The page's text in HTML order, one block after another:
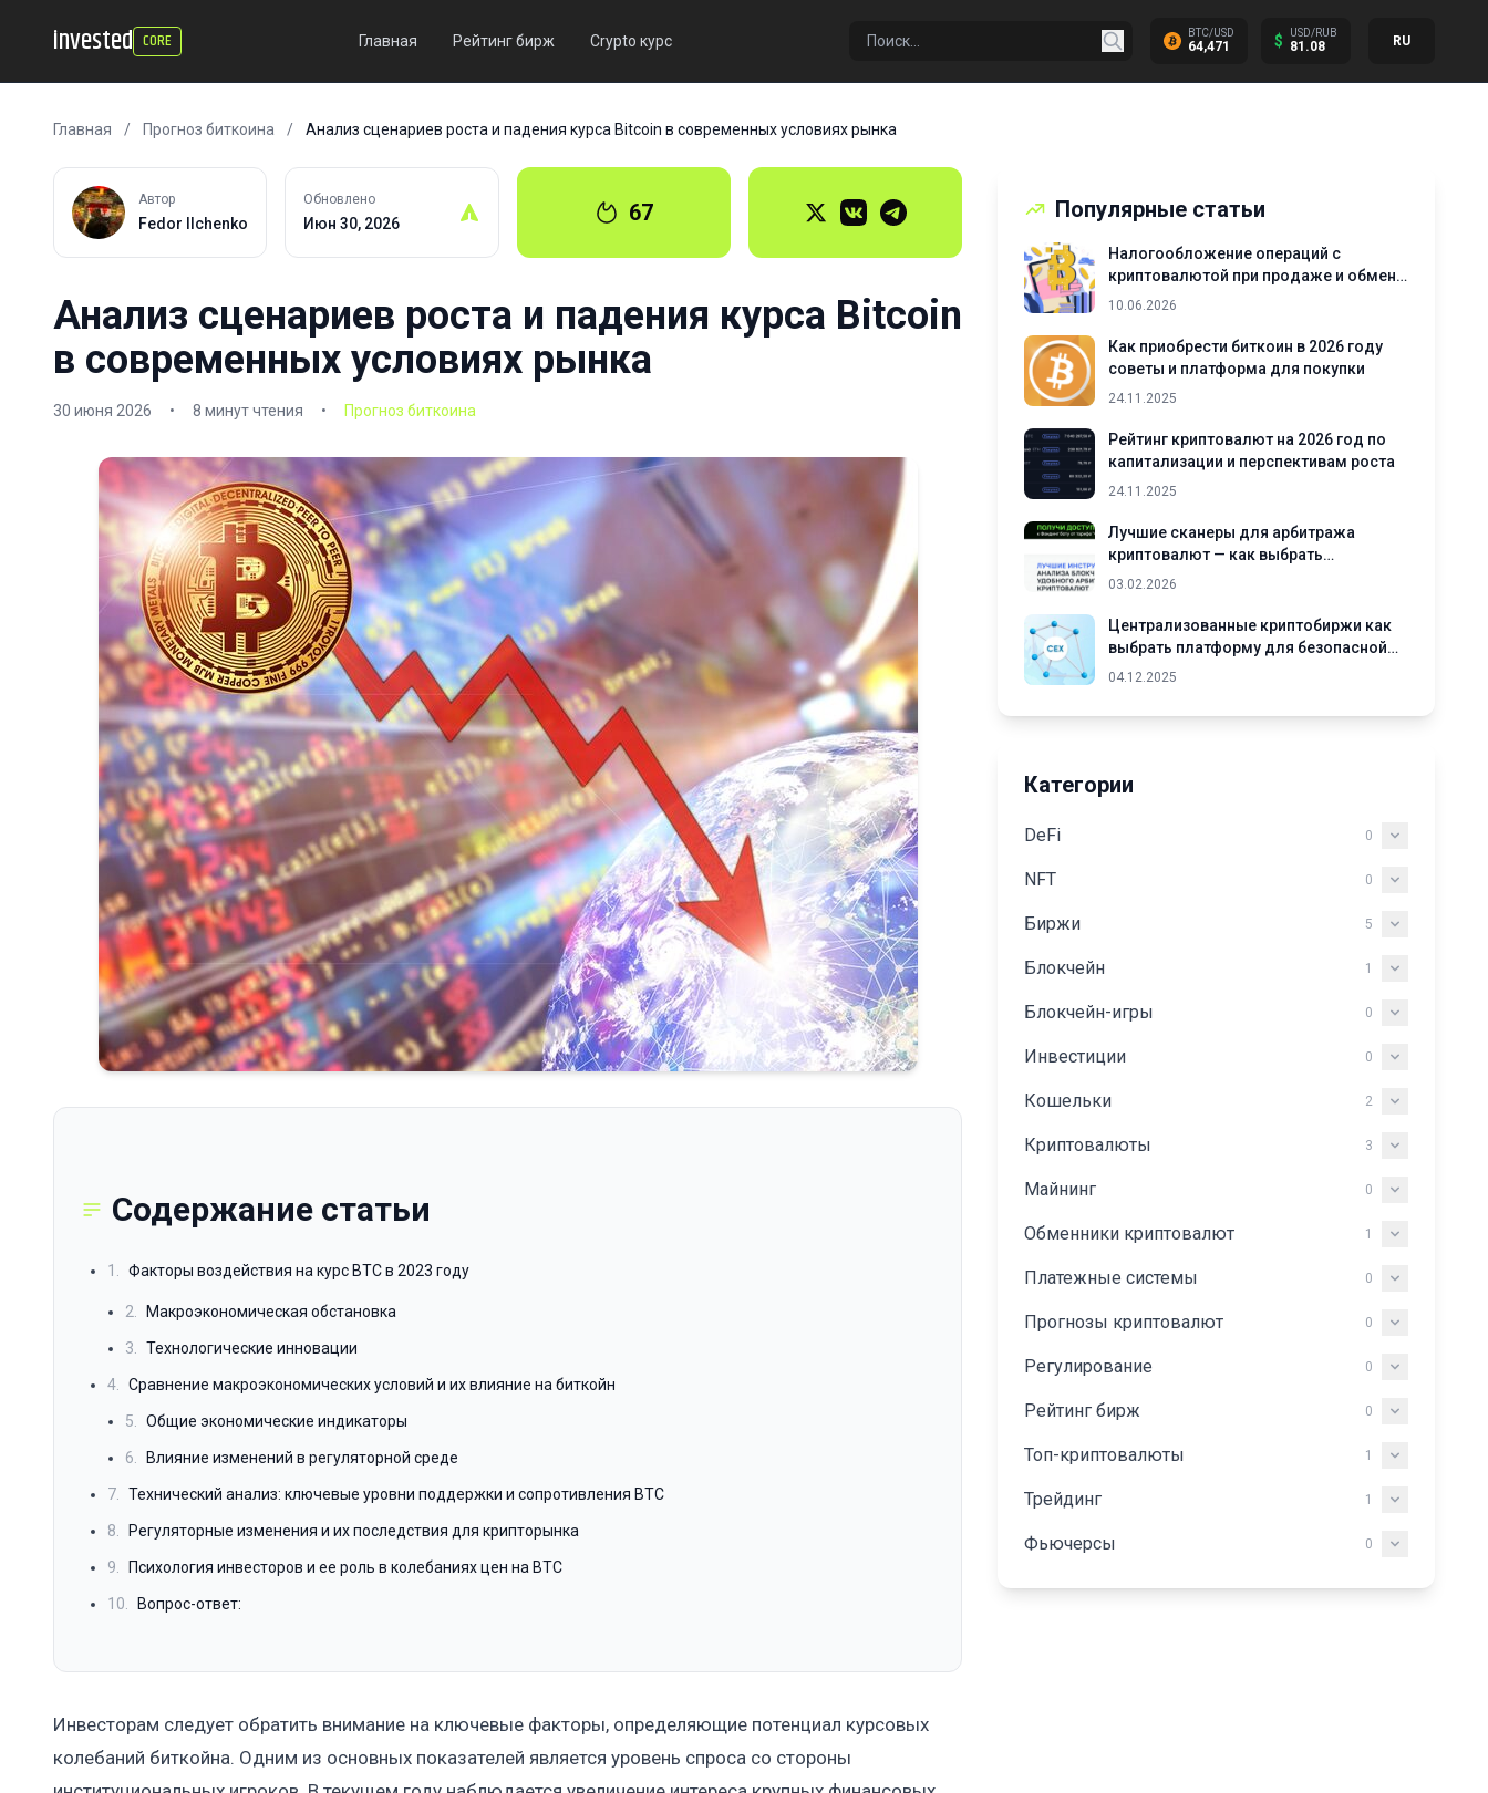
invested CORE Главная Рейтинг бирж Crypto курс BTC/USD
64,471 $ USD/RUB
81.08 RU
Главная / Прогноз биткоина / Анализ сценариев роста и падения курса Bitcoin в современных условиях рынка
Автор
Fedor Ilchenko
Обновлено
Июн 30, 2026 67
Анализ сценариев роста и падения курса Bitcoin
в современных условиях рынка
30 июня 2026 • 8 минут чтения • Прогноз биткоина
Содержание статьи
1. Факторы воздействия на курс BTC в 2023 году
2. Макроэкономическая обстановка
3. Технологические инновации
4. Сравнение макроэкономических условий и их влияние на биткойн
5. Общие экономические индикаторы
6. Влияние изменений в регуляторной среде
7. Технический анализ: ключевые уровни поддержки и сопротивления BTC
8. Регуляторные изменения и их последствия для крипторынка
9. Психология инвесторов и ее роль в колебаниях цен на BTC
10. Вопрос-ответ:
Инвесторам следует обратить внимание на ключевые факторы, определяющие потенциал курсовых
колебаний биткойна. Одним из основных показателей является уровень спроса со стороны
Популярные статьи
Налогообложение операций с
криптовалютой при продаже и обмене
активов
10.06.2026
Как приобрести биткоин в 2026 году
советы и платформа для покупки
24.11.2025
Рейтинг криптовалют на 2026 год по
капитализации и перспективам роста
24.11.2025
Лучшие сканеры для арбитража
криптовалют — как выбрать
подходящий инструмент
03.02.2026
Централизованные криптобиржи как
выбрать платформу для безопасной
торговли криптовалютами
04.12.2025
Категории
DeFi 0
NFT 0
Биржи 5
Блокчейн 1
Блокчейн-игры 0
Инвестиции 0
Кошельки 2
Криптовалюты 3
Майнинг 0
Обменники криптовалют 1
Платежные системы 0
Прогнозы криптовалют 0
Регулирование 0
Рейтинг бирж 0
Топ-криптовалюты 1
Трейдинг 1
Фьючерсы 0